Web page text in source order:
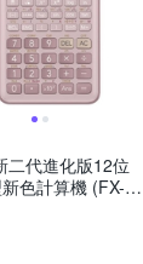
二代進化版12位
色計算機 (FX-99
2-PK)莫蘭迪藕